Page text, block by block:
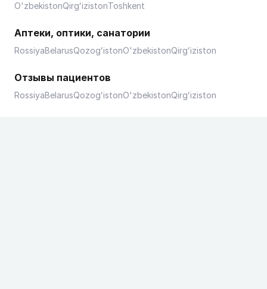
O'zbekistonQirgʻizistonToshkent
Аптеки, оптики, санатории
RossiyaBelarusQozogʻistonO'zbekistonQirgʻiziston
Отзывы пациентов
RossiyaBelarusQozogʻistonO'zbekistonQirgʻiziston